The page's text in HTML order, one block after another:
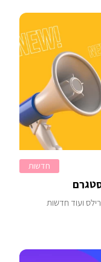
חדשות
ועוד חדשות